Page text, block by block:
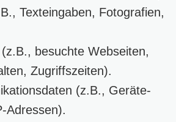
Texteingaben, Fotografien,
besuchte Webseiten,
Zugriffszeiten).
(z.B., Geräte-
Adressen).